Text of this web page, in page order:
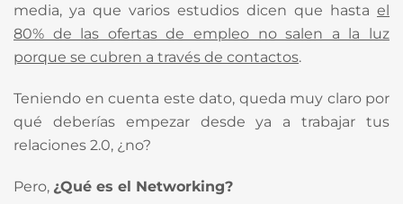
media, ya que varios estudios dicen que hasta el
80% de las ofertas de empleo no salen a la luz
porque se cubren a través de contactos.
Teniendo en cuenta este dato, queda muy claro por
qué deberías empezar desde ya a trabajar tus
relaciones 2.0, ¿no?
Pero, ¿Qué es el Networking?